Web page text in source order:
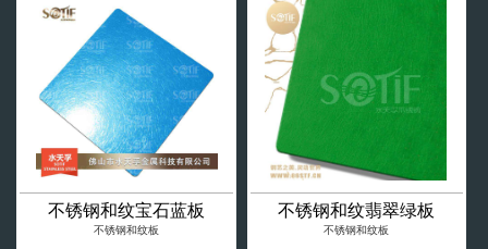
不锈钢和纹宝石蓝板
不锈钢和纹板
不锈钢和纹翡翠绿板
不锈钢和纹板